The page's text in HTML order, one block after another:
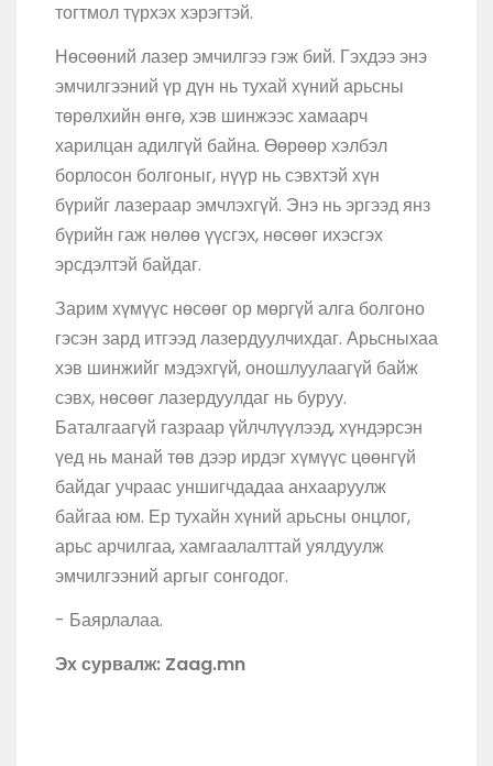
тогтмол түрхэх хэрэгтэй.
Нөсөөний лазер эмчилгээ гэж бий. Гэхдээ энэ
эмчилгээний үр дүн нь тухай хүний арьсны
төрөлхийн өнгө, хэв шинжээс хамаарч
харилцан адилгүй байна. Өөрөөр хэлбэл
борлосон болгоныг, нүүр нь сэвхтэй хүн
бүрийг лазераар эмчлэхгүй. Энэ нь эргээд янз
бүрийн гаж нөлөө үүсгэх, нөсөөг ихэсгэх
эрсдэлтэй байдаг.
Зарим хүмүүс нөсөөг ор мөргүй алга болгоно
гэсэн зард итгээд лазердуулчихдаг. Арьсныхаа
хэв шинжийг мэдэхгүй, оношлуулаагүй байж
сэвх, нөсөөг лазердуулдаг нь буруу.
Баталгаагүй газраар үйлчлүүлээд, хүндэрсэн
үед нь манай төв дээр ирдэг хүмүүс цөөнгүй
байдаг учраас уншигчдадаа анхааруулж
байгаа юм. Ер тухайн хүний арьсны онцлог,
арьс арчилгаа, хамгаалалттай уялдуулж
эмчилгээний аргыг сонгодог.
- Баярлалаа.
Эх сурвалж: Zaag.mn